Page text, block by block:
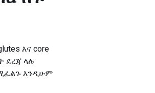
እና core
ደረጃ ላሉ
እንዲሁም